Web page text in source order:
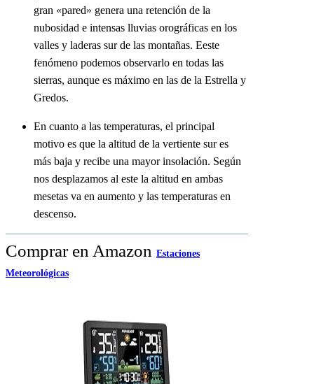
gran «pared» genera una retención de la
nubosidad e intensas lluvias orográficas en los
valles y laderas sur de las montañas. Eeste
fenómeno podemos observarlo en todas las
sierras, aunque es máximo en las de la Estrella y
Gredos.
En cuanto a las temperaturas, el principal
motivo es que la altitud de la vertiente sur es
más baja y recibe una mayor insolación. Según
nos desplazamos al este la altitud en ambas
mesetas va en aumento y las temperaturas en
descenso.
Comprar en Amazon Estaciones
Meteorológicas